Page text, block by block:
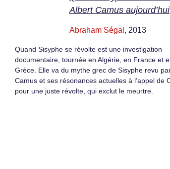
Albert Camus aujourd’hui
Abraham Ségal , 2013
Quand Sisyphe se révolte est une investigation
documentaire, tournée en Algérie, en France et
Grèce. Elle va du mythe grec de Sisyphe revu
Camus et ses résonances actuelles à l’appel de
pour une juste révolte, qui exclut le meurtre.